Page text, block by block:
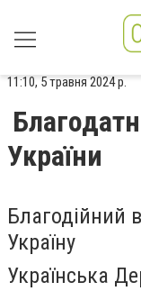
11:10, 5 травня 2024 р.
України
Благодійний
Україну
Українська